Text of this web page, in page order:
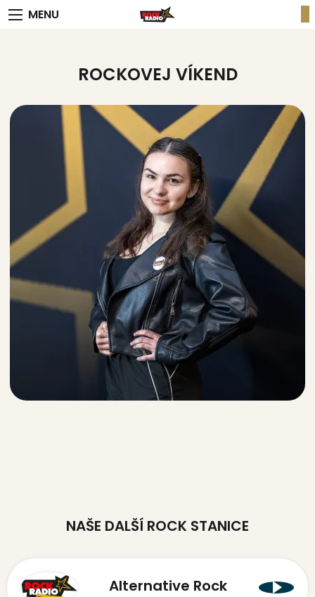
MENU
ROCKOVEJ VÍKEND
NAŠE DALŠÍ ROCK STANICE
Alternative Rock